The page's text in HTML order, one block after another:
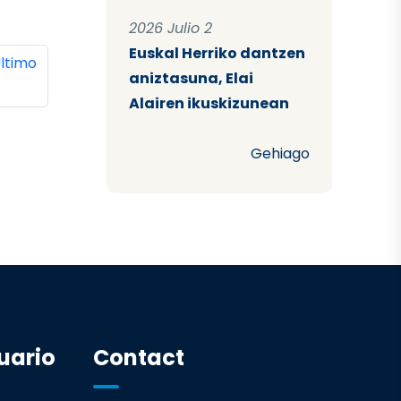
página
2026 Julio 2
Euskal Herriko dantzen
aniztasuna, Elai
Alairen ikuskizunean
Gehiago
Contact